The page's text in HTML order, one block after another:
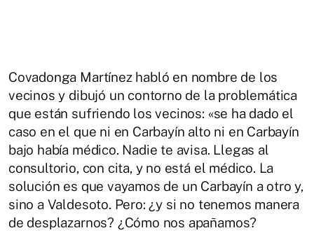
Covadonga Martínez habló en nombre de los
vecinos y dibujó un contorno de la problemática
que están sufriendo los vecinos: «se ha dado el
caso en el que ni en Carbayín alto ni en Carbayín
bajo había médico. Nadie te avisa. Llegas al
consultorio, con cita, y no está el médico. La
solución es que vayamos de un Carbayín a otro y,
sino a Valdesoto. Pero: ¿y si no tenemos manera
de desplazarnos? ¿Cómo nos apañamos?